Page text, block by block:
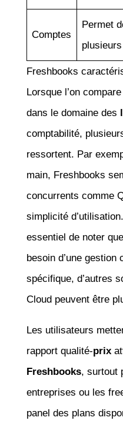
Comptes
Permet
Freshbooks
Lorsque l’on
dans le domaine des
comptabilité,
ressortent. Par
main, Freshbooks
concurrents comme
simplicité
essentiel de noter
besoin d’une gestion
spécifique, d’autres
Cloud peuvent être
Les utilisateurs
rapport qualité-prix
Freshbooks, surtout
entreprises ou les
panel des plans